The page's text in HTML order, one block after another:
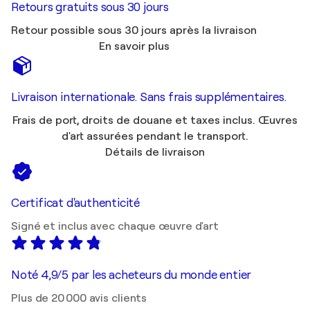
Retours gratuits sous 30 jours
Retour possible sous 30 jours après la livraison
En savoir plus
Livraison internationale. Sans frais supplémentaires.
Frais de port, droits de douane et taxes inclus. Œuvres
d'art assurées pendant le transport.
Détails de livraison
Certificat d'authenticité
Signé et inclus avec chaque œuvre d'art
Noté 4,9/5 par les acheteurs du monde entier
Plus de 20 000 avis clients